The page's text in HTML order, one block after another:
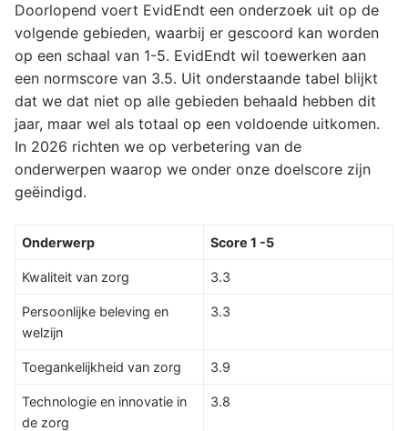
Doorlopend voert EvidEndt een onderzoek uit op de
volgende gebieden, waarbij er gescoord kan worden
op een schaal van 1-5. EvidEndt wil toewerken aan
een normscore van 3.5. Uit onderstaande tabel blijkt
dat we dat niet op alle gebieden behaald hebben dit
jaar, maar wel als totaal op een voldoende uitkomen.
In 2026 richten we op verbetering van de
onderwerpen waarop we onder onze doelscore zijn
geëindigd.
Onderwerp Score 1 -5
Kwaliteit van zorg 3.3
Persoonlijke beleving en
welzijn
3.3
Toegankelijkheid van zorg 3.9
Technologie en innovatie in
de zorg
3.8